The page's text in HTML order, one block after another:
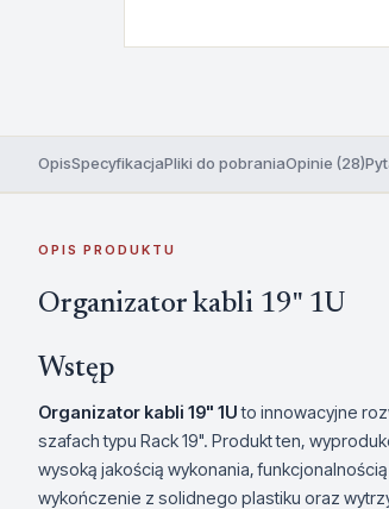
OpisSpecyfikacjaPliki do pobraniaOpinie (28)
OPIS PRODUKTU
Organizator kabli 19" 1U
Wstęp
Organizator kabli 19" 1Uto innowacyjne
szafach typu Rack 19". Produkt ten,
wysoką jakością wykonania,
wykończenie z solidnego plastiku oraz